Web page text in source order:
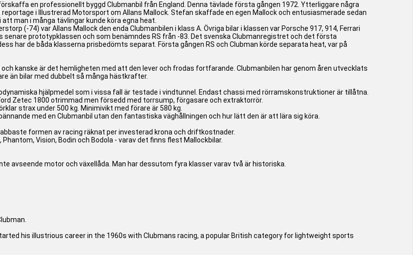
en professionellt byggd Clubmanbil från England. Denna tävlade första gången 1972. Ytterliggare några
i Illustrerad Motorsport om Allans Mallock. Stefan skaffade en egen Mallock och entusiasmerade sedan
man i många tävlingar kunde köra egna heat.
(-74) var Allans Mallock den enda Clubmanbilen i klass A. Övriga bilar i klassen var Porsche 917, 914, Ferrari
senare prototypklassen och som benämndes RS från -83. Det svenska Clubmanregistret och det första
har de båda klasserna prisbedömts separat. Första gången RS och Clubman körde separata heat, var på
kanske är det hemligheten med att den lever och frodas fortfarande. Clubmanbilen har genom åren utvecklats
än bilar med dubbelt så många hästkrafter.
hjälpmedel som i vissa fall är testade i vindtunnel. Endast chassi med rörramskonstruktioner är tillåtna.
Zetec 1800 otrimmad men försedd med torrsump, förgasare och extraktorrör.
strax under 500 kg. Minimivikt med förare är 580 kg.
med en Clubmanbil utan den fantastiska väghållningen och hur lätt den är att lära sig köra.
formen av racing räknat per investerad krona och driftkostnader.
Phantom, Vision, Bodin och Bodola - varav det finns flest Mallockbilar.
avseende motor och växellåda. Man har dessutom fyra klasser varav två är historiska.
his illustrious career in the 1960s with Clubmans racing, a popular British category for lightweight sports